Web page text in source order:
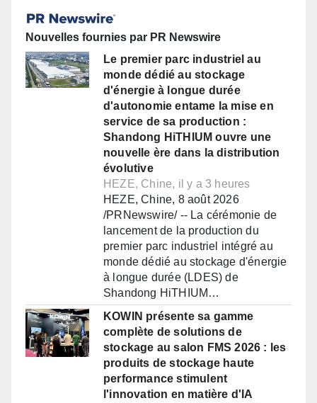
Nouvelles fournies par PR Newswire
Le premier parc industriel au
monde dédié au stockage
d'énergie à longue durée
d'autonomie entame la mise en
service de sa production :
Shandong HiTHIUM ouvre une
nouvelle ère dans la distribution
évolutive
HEZE, Chine, il y a 3 heures
HEZE, Chine, 8 août 2026
/PRNewswire/ -- La cérémonie de
lancement de la production du
premier parc industriel intégré au
monde dédié au stockage d'énergie
à longue durée (LDES) de
Shandong HiTHIUM…
KOWIN présente sa gamme
complète de solutions de
stockage au salon FMS 2026 : les
produits de stockage haute
performance stimulent
l'innovation en matière d'IA